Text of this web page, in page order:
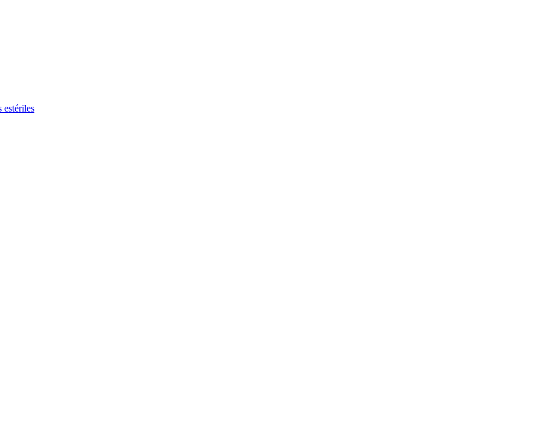
de B. Braun con nuestra cartera completa.
independencia y mejorar tu calidad de vida.
de trabajo interesantes en nuestro Global Job Maket.
estériles